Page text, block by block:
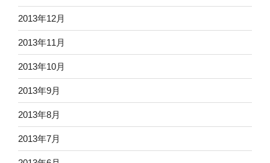
2013年12月
2013年11月
2013年10月
2013年9月
2013年8月
2013年7月